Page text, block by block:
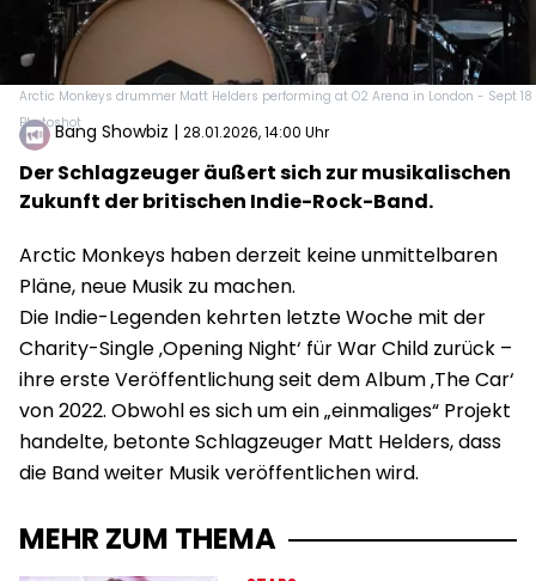
Arctic Monkeys drummer Matt Helders performing at O2 Arena in London - Sept
PhotoshotBang Showbiz | 28.01.2026, 14:00 Uhr
Der Schlagzeuger äußert sich zur musikalischen
Zukunft der britischen Indie-Rock-Band.
Arctic Monkeys haben derzeit keine unmittelbaren
Pläne, neue Musik zu machen.
Die Indie-Legenden kehrten letzte Woche mit der
Charity-Single ‚Opening Night‘ für War Child zurück –
ihre erste Veröffentlichung seit dem Album ‚The Car‘
von 2022. Obwohl es sich um ein „einmaliges“ Projekt
handelte, betonte Schlagzeuger Matt Helders, dass
die Band weiter Musik veröffentlichen wird.
MEHR ZUM THEMA